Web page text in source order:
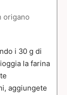
origano
i 30 g di
la farina
aggiungete